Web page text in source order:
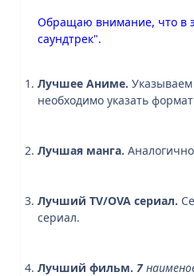
Обращаю внимание, что в
саундтрек".
Лучшее Аниме.
необходимо указать
Лучшая манга.
Лучший TV/OVA сериал.
сериал.
Лучший фильм. 7